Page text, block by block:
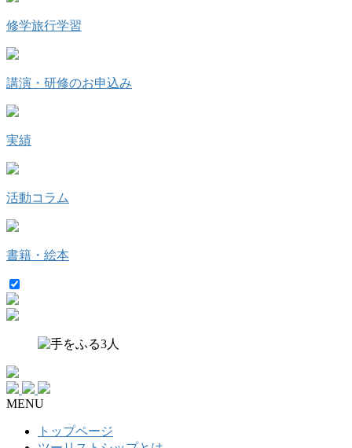
修学旅行学習
講演・研修のお申込み
実績
活動コラム
書籍・絵本
MENU
トップページ